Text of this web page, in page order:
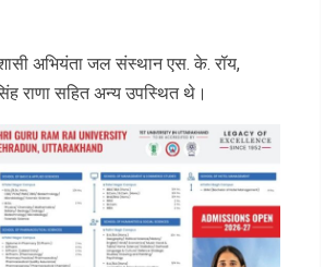
अभियंता जल संस्थान एस. के. रॉय,
राणा सहित अन्य उपस्थित थे।